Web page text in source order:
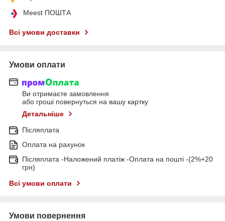
Meest ПОШТА
Всі умови доставки
Умови оплати
Ви отримаєте замовлення
або гроші повернуться на вашу картку
Детальніше
Післяплата
Оплата на рахунок
Післяплата -Наложений платіж -Оплата на пошті -(2%+20
грн)
Всі умови оплати
Умови повернення